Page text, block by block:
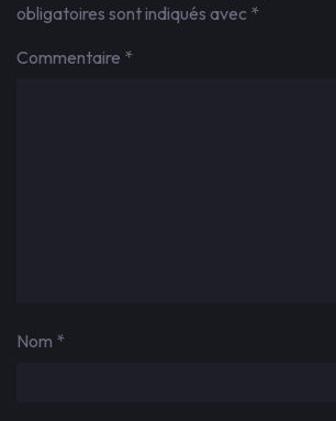
obligatoires sont indiqués avec *
Commentaire *
Nom *